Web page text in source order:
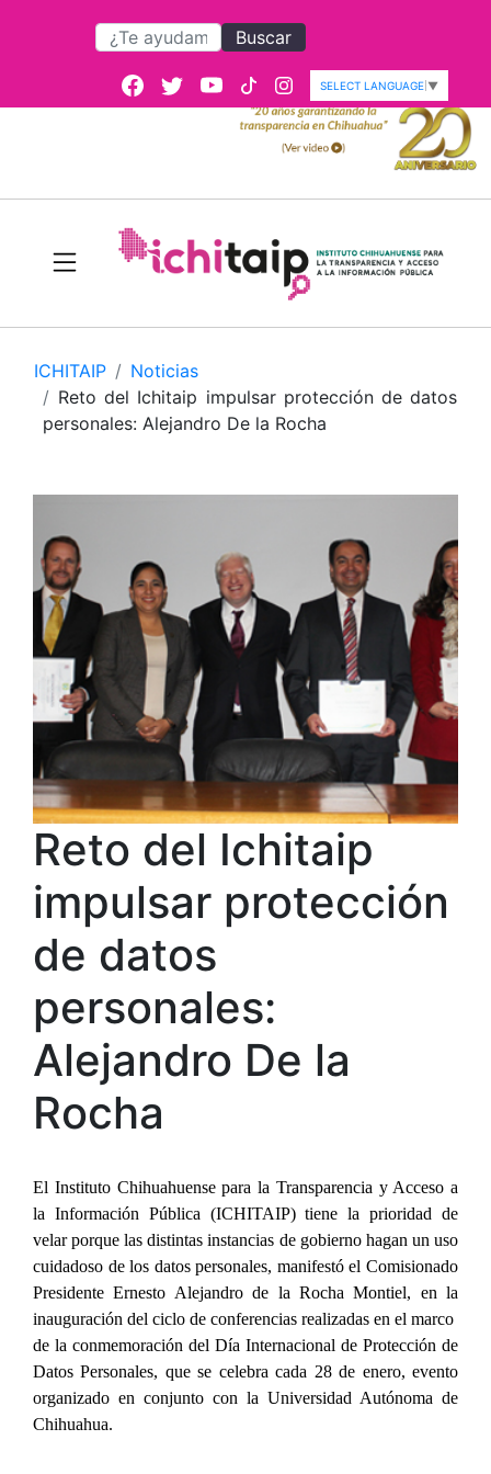
Buscar
SELECT LANGUAGE ▼
ICHITAIP
Noticias
Reto del Ichitaip impulsar protección de datos
personales: Alejandro De la Rocha
Reto del Ichitaip
impulsar protección
de datos
personales:
Alejandro De la
Rocha
El Instituto Chihuahuense para la Transparencia y Acceso a
la Información Pública (ICHITAIP) tiene la prioridad de
velar porque las distintas instancias de gobierno hagan un uso
cuidadoso de los datos personales, manifestó el Comisionado
Presidente Ernesto Alejandro de la Rocha Montiel, en la
inauguración del ciclo de conferencias realizadas en el marco
de la conmemoración del Día Internacional de Protección de
Datos Personales, que se celebra cada 28 de enero, evento
organizado en conjunto con la Universidad Autónoma de
Chihuahua.